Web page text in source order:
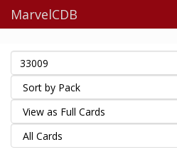
MarvelCDB